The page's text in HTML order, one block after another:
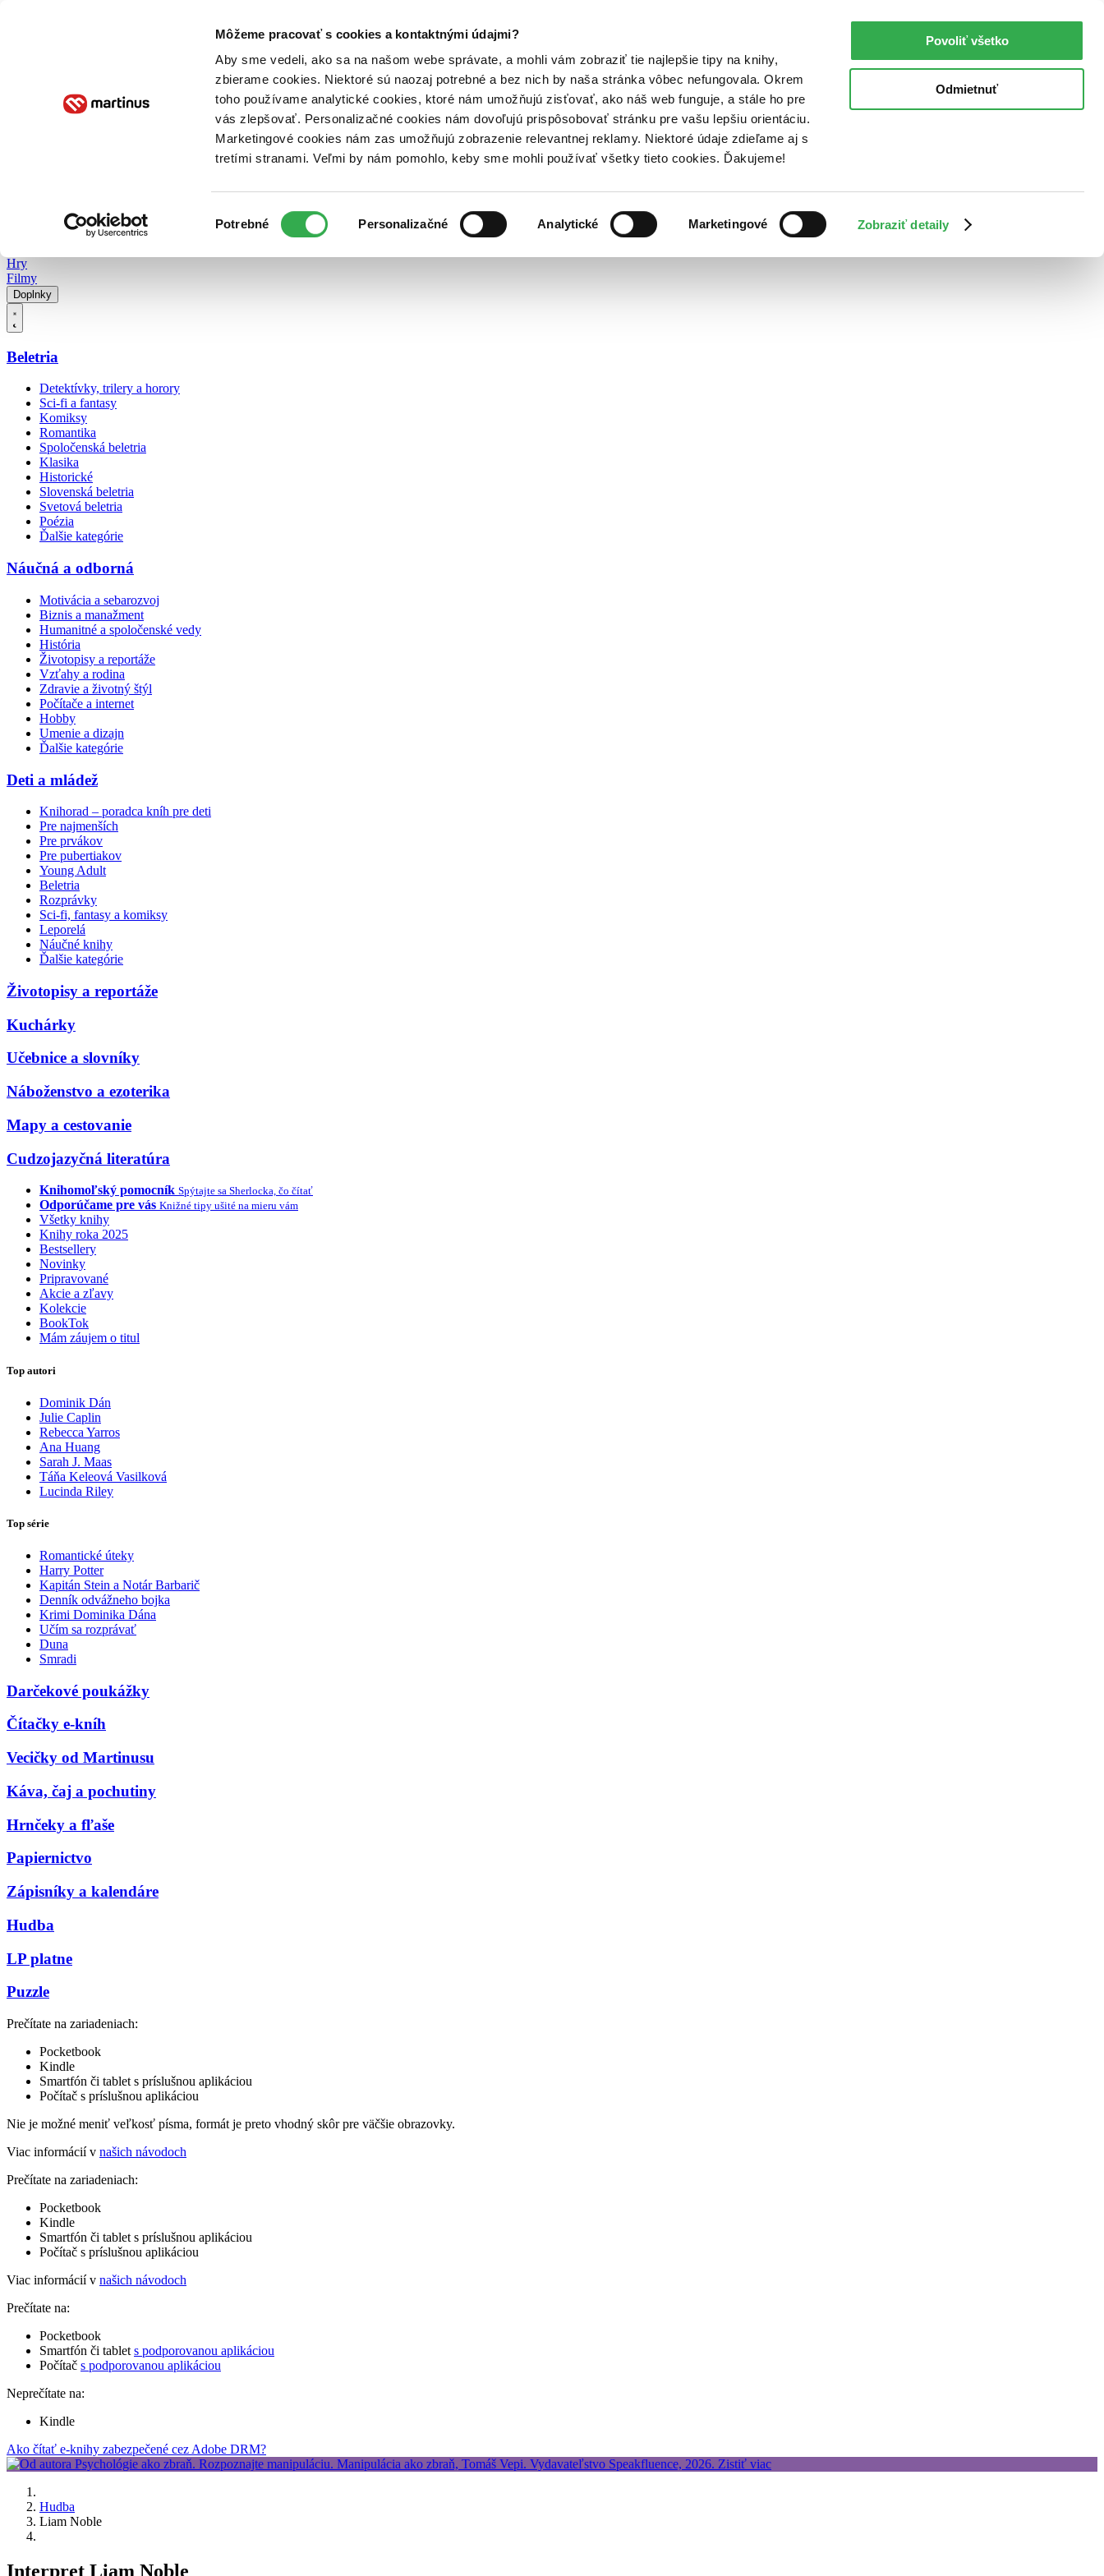
Môžeme pracovať s cookies a kontaktnými údajmi?
Aby sme vedeli, ako sa na našom webe správate, a mohli vám zobraziť tie najlepšie tipy na knihy,
zbierame cookies. Niektoré sú naozaj potrebné a bez nich by naša stránka vôbec nefungovala. Okrem
toho používame analytické cookies, ktoré nám umožňujú zisťovať, ako náš web funguje, a stále ho pre
vás zlepšovať. Personalizačné cookies nám dovoľujú prispôsobovať stránku pre vašu lepšiu orientáciu.
Marketingové cookies nám zas umožňujú zobrazenie relevantnej reklamy. Niektoré údaje zdieľame aj s
tretími stranami. Veľmi by nám pomohlo, keby sme mohli používať všetky tieto cookies. Ďakujeme!
súhlasu
Potrebné Personalizačné Analytické Marketingové Zobraziť detaily
Povoliť všetko
Odmietnuť
Poukážky Kontakt
Hry
Filmy
Doplnky
Beletria
Detektívky, trilery a horory
Sci-fi a fantasy
Komiksy
Romantika
Spoločenská beletria
Klasika
Historické
Slovenská beletria
Svetová beletria
Poézia
Ďalšie kategórie
Náučná a odborná
Motivácia a sebarozvoj
Biznis a manažment
Humanitné a spoločenské vedy
História
Životopisy a reportáže
Vzťahy a rodina
Zdravie a životný štýl
Počítače a internet
Hobby
Umenie a dizajn
Ďalšie kategórie
Deti a mládež
Knihorad – poradca kníh pre deti
Pre najmenších
Pre prvákov
Pre pubertiakov
Young Adult
Beletria
Rozprávky
Sci-fi, fantasy a komiksy
Leporelá
Náučné knihy
Ďalšie kategórie
Životopisy a reportáže
Kuchárky
Učebnice a slovníky
Náboženstvo a ezoterika
Mapy a cestovanie
Cudzojazyčná literatúra
Knihomoľský pomocník Spýtajte sa Sherlocka, čo čítať
Odporúčame pre vás Knižné tipy ušité na mieru vám
Všetky knihy
Knihy roka 2025
Bestsellery
Novinky
Pripravované
Akcie a zľavy
Kolekcie
BookTok
Mám záujem o titul
Top autori
Dominik Dán
Julie Caplin
Rebecca Yarros
Ana Huang
Sarah J. Maas
Táňa Keleová Vasilková
Lucinda Riley
Top série
Romantické úteky
Harry Potter
Kapitán Stein a Notár Barbarič
Denník odvážneho bojka
Krimi Dominika Dána
Učím sa rozprávať
Duna
Smradi
Darčekové poukážky
Čítačky e-kníh
Vecičky od Martinusu
Káva, čaj a pochutiny
Hrnčeky a fľaše
Papiernictvo
Zápisníky a kalendáre
Hudba
LP platne
Puzzle
Prečítate na zariadeniach:
Pocketbook
Kindle
Smartfón či tablet s príslušnou aplikáciou
Počítač s príslušnou aplikáciou
Nie je možné meniť veľkosť písma, formát je preto vhodný skôr pre väčšie obrazovky.
Viac informácií v našich návodoch
Prečítate na zariadeniach:
Pocketbook
Kindle
Smartfón či tablet s príslušnou aplikáciou
Počítač s príslušnou aplikáciou
Viac informácií v našich návodoch
Prečítate na:
Pocketbook
Smartfón či tablet s podporovanou aplikáciou
Počítač s podporovanou aplikáciou
Neprečítate na:
Kindle
Ako čítať e-knihy zabezpečené cez Adobe DRM?
Hudba
Liam Noble
Interpret Liam Noble